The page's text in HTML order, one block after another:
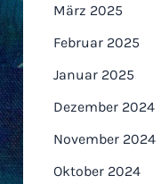
März 2025
Februar 2025
Januar 2025
Dezember 2024
November 2024
Oktober 2024